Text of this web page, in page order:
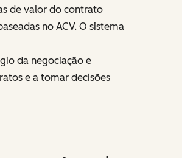
de valor do contrato
no ACV. O sistema
da negociação e
e a tomar decisões